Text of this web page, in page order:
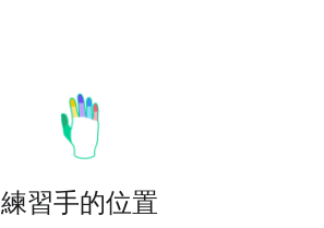
練習手的位置